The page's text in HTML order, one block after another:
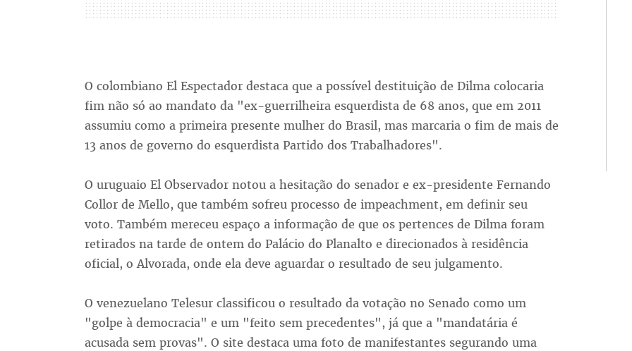
O colombiano El Espectador destaca que a possível destituição de Dilma colocaria
fim não só ao mandato da "ex-guerrilheira esquerdista de 68 anos, que em 2011
assumiu como a primeira presente mulher do Brasil, mas marcaria o fim de mais de
13 anos de governo do esquerdista Partido dos Trabalhadores".
O uruguaio El Observador notou a hesitação do senador e ex-presidente Fernando
Collor de Mello, que também sofreu processo de impeachment, em definir seu
voto. Também mereceu espaço a informação de que os pertences de Dilma foram
retirados na tarde de ontem do Palácio do Planalto e direcionados à residência
oficial, o Alvorada, onde ela deve aguardar o resultado de seu julgamento.
O venezuelano Telesur classificou o resultado da votação no Senado como um
"golpe à democracia" e um "feito sem precedentes", já que a "mandatária é
acusada sem provas". O site destaca uma foto de manifestantes segurando uma